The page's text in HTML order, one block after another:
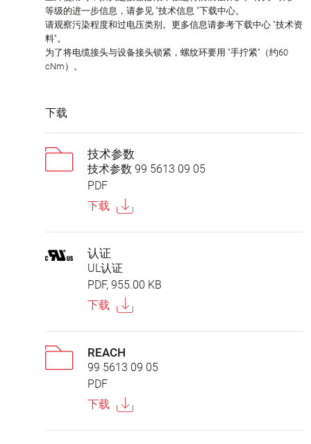
等级的进一步信息，请参见 "技术信息 "下载中心。
请观察污染程度和过电压类别。更多信息请参考下载中心 "技术资
料"。
为了将电缆接头与设备接头锁紧，螺纹环要用 "手拧紧"（约60
cNm）。
下载
技术参数
技术参数 99 5613 09 05
PDF
下载
认证
UL认证
PDF, 955.00 KB
下载
REACH
99 5613 09 05
PDF
下载